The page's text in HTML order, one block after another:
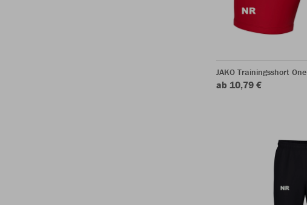
JAKO Trainingsshort One
ab 10,79 €